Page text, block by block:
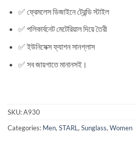
✅ ফ্রেমলেস ডিজাইনে ট্রেন্ডি স্টাইল
✅ পলিকার্বনেট মেটেরিয়াল দিয়ে তৈরী
✅ ইউনিসেক্স ফ্যাশন সানগ্লাস
✅ সব জায়গাতে মানানসই।
SKU:A930
Categories: Men,STARL,Sunglass,Women